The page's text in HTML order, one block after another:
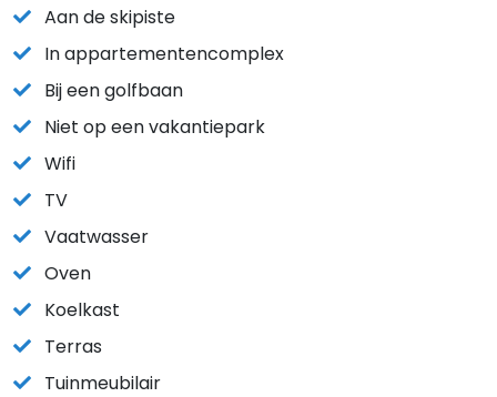
Aan de skipiste
In appartementencomplex
Bij een golfbaan
Niet op een vakantiepark
Wifi
TV
Vaatwasser
Oven
Koelkast
Terras
Tuinmeubilair